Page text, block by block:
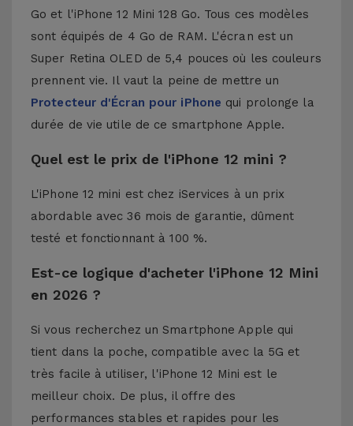
Go et l'iPhone 12 Mini 128 Go. Tous ces modèles
sont équipés de 4 Go de RAM. L'écran est un
Super Retina OLED de 5,4 pouces où les couleurs
prennent vie. Il vaut la peine de mettre un
Protecteur d'Écran pour iPhone qui prolonge la
durée de vie utile de ce smartphone Apple.
Quel est le prix de l'iPhone 12 mini ?
L'iPhone 12 mini est chez iServices à un prix
abordable avec 36 mois de garantie, dûment
testé et fonctionnant à 100 %.
Est-ce logique d'acheter l'iPhone 12 Mini
en 2026 ?
Si vous recherchez un Smartphone Apple qui
tient dans la poche, compatible avec la 5G et
très facile à utiliser, l'iPhone 12 Mini est le
meilleur choix. De plus, il offre des
performances stables et rapides pour les